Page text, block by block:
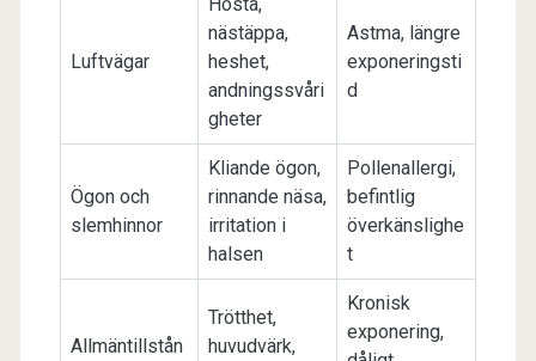
Luftvägar
nästäppa,
heshet,
andningssvåri
gheter
Astma, längre
exponeringsti
d
Ögon och
slemhinnor
Kliande ögon,
rinnande näsa,
irritation i
halsen
Pollenallergi,
befintlig
överkänslighe
t
Allmäntillstån
Trötthet,
huvudvärk,
Kronisk
exponering,